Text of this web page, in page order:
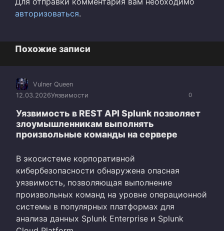
авторизоваться.
Похожие записи
0
Vulner Queen
12.03.2026Уязвимости
Уязвимость в REST API Splunk позволяет
злоумышленникам выполнять
произвольные команды на сервере
В экосистеме корпоративной
кибербезопасности обнаружена опасная
уязвимость, позволяющая выполнение
произвольных команд на уровне операционной
системы в популярных платформах для
анализа данных Splunk Enterprise и Splunk